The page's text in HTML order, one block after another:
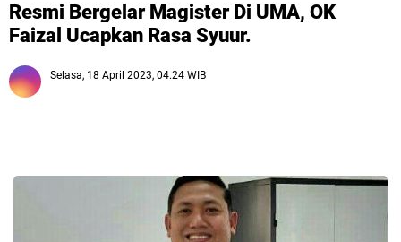
Resmi Bergelar Magister Di UMA, OK
Faizal Ucapkan Rasa Syuur.
Selasa, 18 April 2023, 04.24 WIB